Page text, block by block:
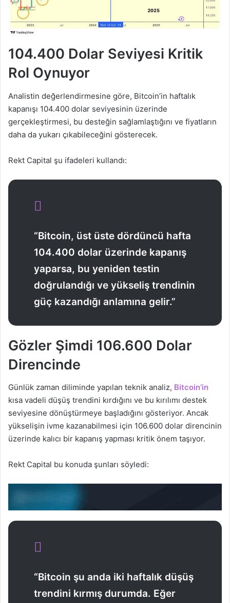
104.400 Dolar Seviyesi Kritik
Rol Oynuyor
Analistin değerlendirmesine göre, Bitcoin’in haftalık
kapanışı 104.400 dolar seviyesinin üzerinde
gerçekleştirmesi, bu desteğin sağlamlaştığını ve fiyatların
daha da yukarı çıkabileceğini gösterecek.
Rekt Capital şu ifadeleri kullandı:
“Bitcoin, üst üste dördüncü hafta
104.400 dolar üzerinde kapanış
yaparsa, bu yeniden testin
doğrulandığı ve yükseliş trendinin
güç kazandığı anlamına gelir.”
Gözler Şimdi 106.600 Dolar
Direncinde
Günlük zaman diliminde yapılan teknik analiz, Bitcoin’in
kısa vadeli düşüş trendini kırdığını ve bu kırılımı destek
seviyesine dönüştürmeye başladığını gösteriyor. Ancak
yükselişin ivme kazanabilmesi için 106.600 dolar direncinin
üzerinde kalıcı bir kapanış yapması kritik önem taşıyor.
Rekt Capital bu konuda şunları söyledi:
“Bitcoin şu anda iki haftalık düşüş
trendini kırmış durumda. Eğer